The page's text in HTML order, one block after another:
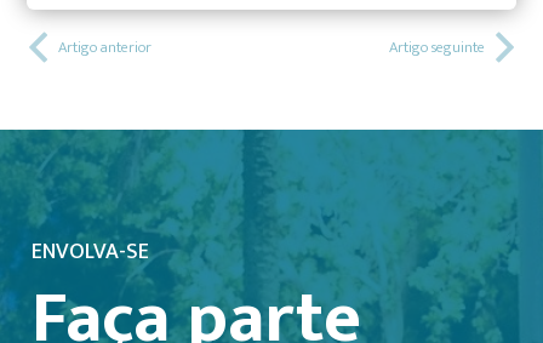
Artigo anterior Artigo seguinte
ENVOLVA-SE